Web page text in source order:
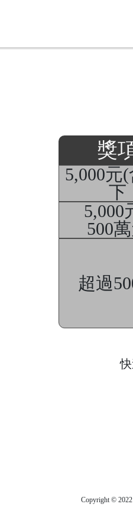
獎
5,000元
下
5,000
500
超過
Copyright ©